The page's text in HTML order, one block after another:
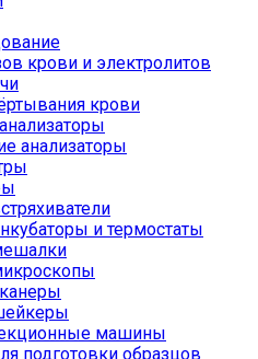
крови и электролитов
крови
анализаторы
и термостаты
машины
подготовки образцов